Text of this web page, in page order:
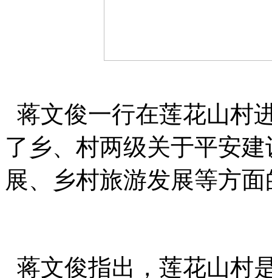
蒋文俊一行在莲花山村
了乡、村两级关于平安
展、乡村旅游发展等方
蒋文俊指出，莲花山村